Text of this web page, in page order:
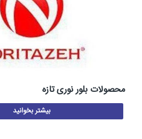
محصولات بلور نوری تازه